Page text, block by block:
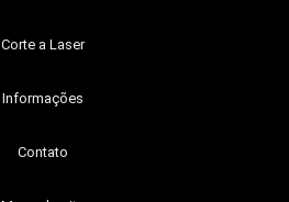
Corte a Laser
Informações
Contato